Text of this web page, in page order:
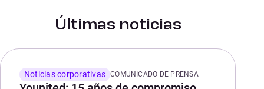
Últimas noticias
Noticias corporativas COMUNICADO DE PRENSA